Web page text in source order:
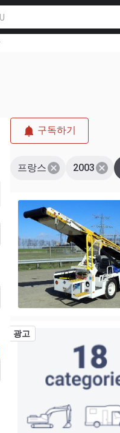
구독하기
프랑스 2003
광고